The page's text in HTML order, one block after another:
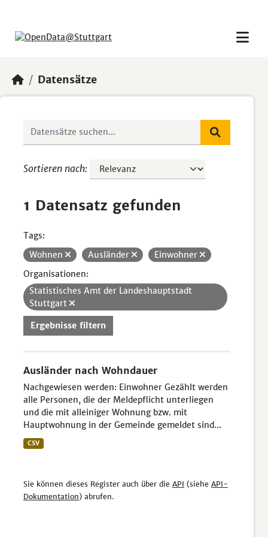
Datensätze
Sortieren nach
1 Datensatz gefunden
Tags:
Wohnen
Ausländer
Einwohner
Organisationen:
Statistisches Amt der Landeshauptstadt
Stuttgart
Ergebnisse filtern
Ausländer nach Wohndauer
Nachgewiesen werden: Einwohner Gezählt werden
alle Personen, die der Meldepflicht unterliegen
und die mit alleiniger Wohnung bzw. mit
Hauptwohnung in der Gemeinde gemeldet sind...
CSV
Sie können dieses Register auch über die API (siehe API-
Dokumentation) abrufen.